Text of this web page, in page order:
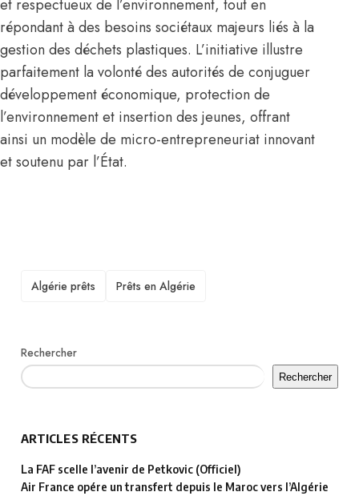
et respectueux de l’environnement, tout en
répondant à des besoins sociétaux majeurs liés à la
gestion des déchets plastiques. L’initiative illustre
parfaitement la volonté des autorités de conjuguer
développement économique, protection de
l’environnement et insertion des jeunes, offrant
ainsi un modèle de micro-entrepreneuriat innovant
et soutenu par l’État.
TAGS
Algérie prêts Prêts en Algérie
Rechercher
Rechercher
ARTICLES RÉCENTS
La FAF scelle l’avenir de Petkovic (Officiel)
Air France opére un transfert depuis le Maroc vers l’Algérie